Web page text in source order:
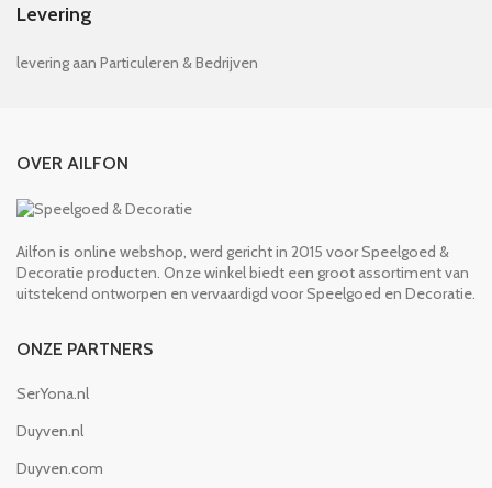
Levering
levering aan Particuleren & Bedrijven
OVER AILFON
Ailfon is online webshop, werd gericht in 2015 voor Speelgoed &
Decoratie producten. Onze winkel biedt een groot assortiment van
uitstekend ontworpen en vervaardigd voor Speelgoed en Decoratie.
ONZE PARTNERS
SerYona.nl
Duyven.nl
Duyven.com